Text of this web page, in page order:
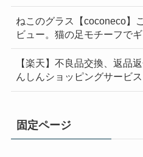
ねこのグラス【coconeco】
ビュー。猫の足モチーフで
【楽天】不良品交換、返品
んしんショッピングサービス
固定ページ